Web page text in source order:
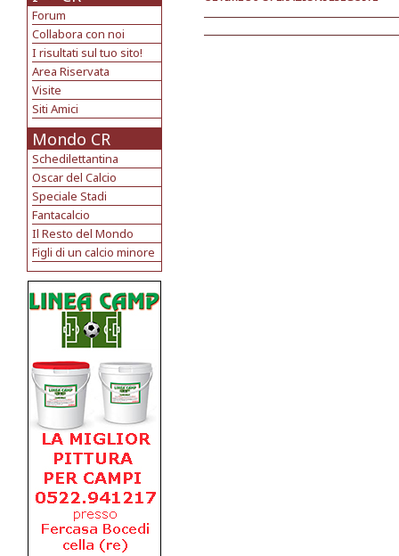
Forum
Collabora con noi
I risultati sul tuo sito!
Area Riservata
Visite
Siti Amici
Mondo CR
Schedilettantina
Oscar del Calcio
Speciale Stadi
Fantacalcio
Il Resto del Mondo
Figli di un calcio minore